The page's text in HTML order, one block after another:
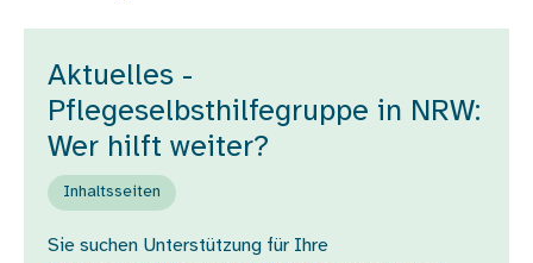
Aktuelles -
Pflegeselbsthilfegruppe in NRW:
Wer hilft weiter?
Inhaltsseiten
Sie suchen Unterstützung für Ihre